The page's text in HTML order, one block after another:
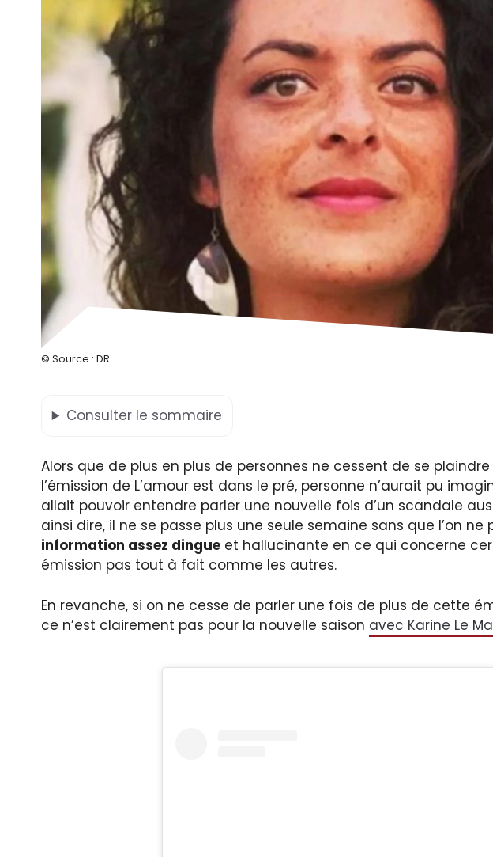
© Source : DR
Consulter le sommaire
Alors que de plus en plus de personnes ne cessent de se
l’émission de L’amour est dans le pré, personne n’aurait pu
allait pouvoir entendre parler une nouvelle fois d’un scandale
ainsi dire, il ne se passe plus une seule semaine sans que l’on ne
information assez dingue et hallucinante en ce qui concerne
émission pas tout à fait comme les autres.
En revanche, si on ne cesse de parler une fois de plus de cette
ce n’est clairement pas pour la nouvelle saison avec Karine Le